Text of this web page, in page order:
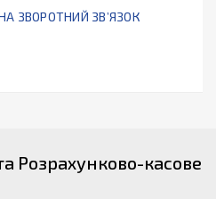
ЗВОРОТНИЙ ЗВ’ЯЗОК
Розрахунково-касове